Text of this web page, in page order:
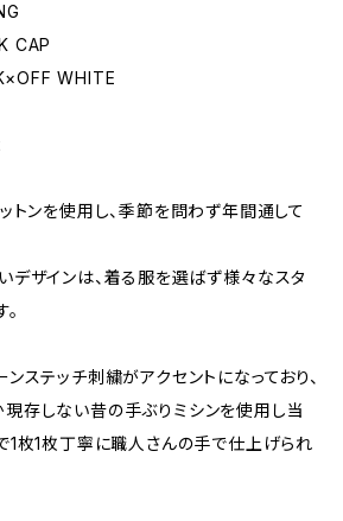
CAP
WHITE
トンを使用し、季節を問わず年間通して
デザインは、着る服を選ばず様々なスタ
ステッチ刺繍がアクセントになっており、
存しない昔の手ぶりミシンを使用し当
1枚1枚丁寧に職人さんの手で仕上げられ